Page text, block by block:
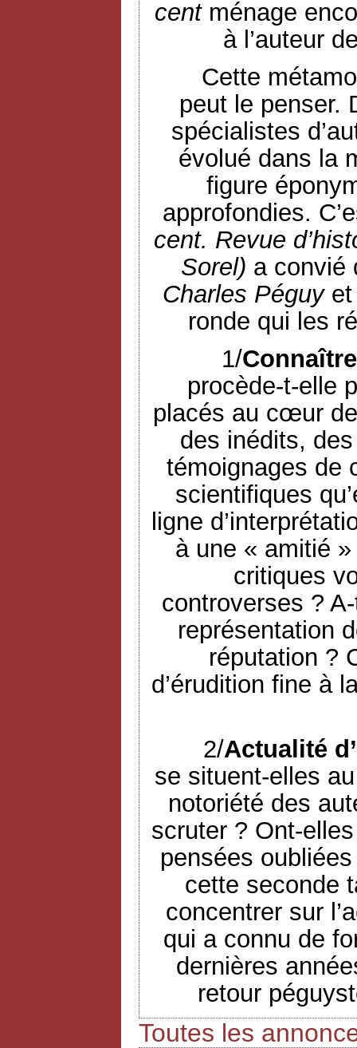
centménage
à l’auteur
Cette
peut le penser.
spécialistes
évolué dans la
figure
approfondies.
cent. Revue
Sorel) a convié
Charles Péguyet
ronde qui les
1/
procède-t-elle
placés au cœur
des inédits,
témoignages de
scientifiques
ligne
à une « amitié
critiques
controverses ?
représentation
réputation ?
d’érudition fine à
2/Actualité
se situent-elles
notoriété des
scruter ? Ont-
pensées
cette seconde
concentrer sur
qui a connu de
dernières
retour
Toutes les